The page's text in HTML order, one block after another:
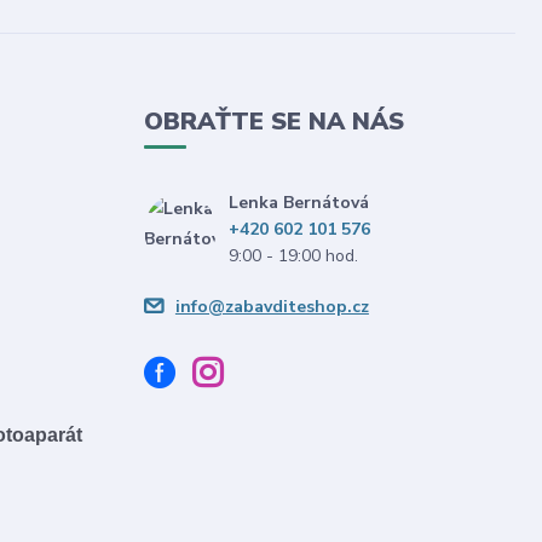
OBRAŤTE SE NA NÁS
Lenka Bernátová
+420 602 101 576
9:00 - 19:00 hod.
info@zabavditeshop.cz